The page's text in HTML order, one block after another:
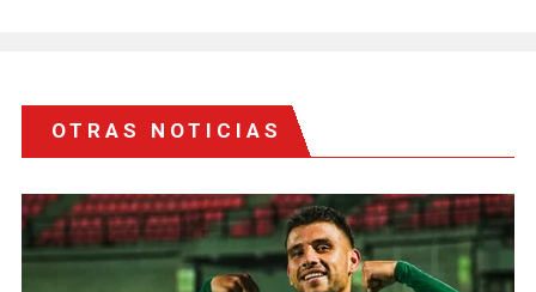
OTRAS NOTICIAS